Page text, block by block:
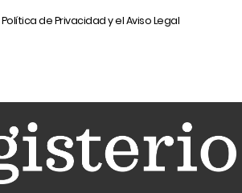
Política de Privacidady elAviso Legal